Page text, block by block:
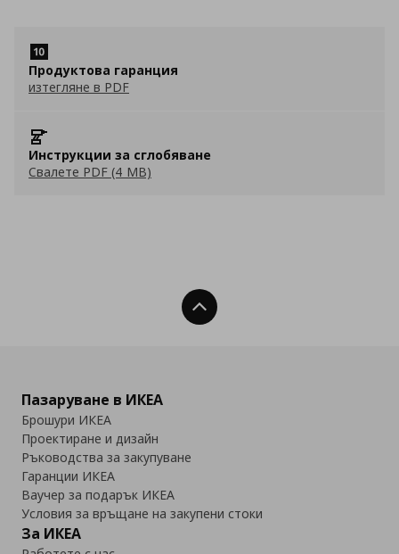
Продуктова гаранция
изтегляне в PDF
Инструкции за сглобяване
Свалете PDF (4 MB)
Нагоре
Пазаруване в ИКЕА
Брошури ИКЕА
Проектиране и дизайн
Ръководства за закупуване
Гаранции ИКЕА
Ваучер за подарък ИКЕА
Условия за връщане на закупени стоки
За ИКЕА